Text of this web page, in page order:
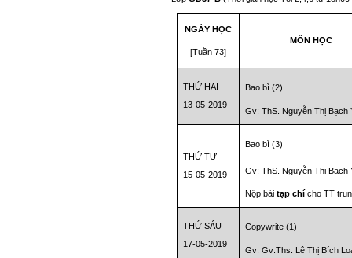
NGÀY HỌC
[Tuần 73]
MÔN HỌC
THỨ HAI
13-05-2019
Bao bì (2)
Gv: ThS. Nguyễn Thị Bạch
THỨ TƯ
15-05-2019
Bao bì (3)
Gv: ThS. Nguyễn Thị Bạch
Nộp bàitạp chí cho TT
THỨ SÁU
17-05-2019
Copywrite (1)
Gv: Gv:Ths. Lê Thị Bích